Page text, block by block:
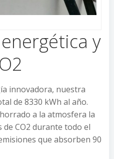
y
innovadora, nuestra
de 8330 kWh al año.
a la atmosfera la
de CO2 durante todo el
que absorben 90